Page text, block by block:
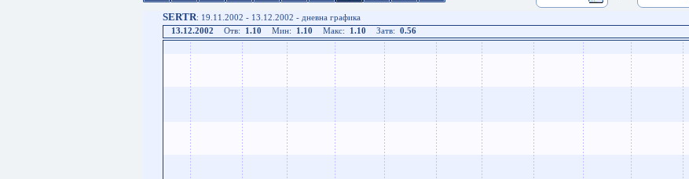
SERTR: 19.11.2002 - 13.12.2002 - дневна графика
13.12.2002
Отв: 1.10 Мин: 1.10 Макс: 1.10 Затв: 0.56